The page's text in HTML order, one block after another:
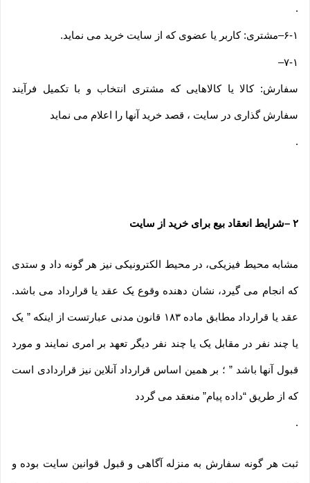
.
۶-۱–مشتری: کاربر یا عضوی که از سایت خرید می نماید.
۷-۱–
سفارش: کالا یا کالاهایی که مشتری انتخاب و با تکمیل فرآیند
سفارش گذاری در سایت ، قصد خرید آنها را اعلام می نماید
.
۲ –شرایط انعقاد بیع برای خرید از سایت
مشابه محیط فیزیکی، در محیط الکترونیکی نیز هر گونه داد و ستدی
که انجام می گیرد، نشان دهنده وقوع یک عقد یا قرارداد می باشد.
عقد یا قرارداد مطابق ماده ۱۸۳ قانون مدنی عبارتست از اینکه ” یک
یا چند نفر در مقابل یک یا چند نفر دیگر تعهد بر امری نمایند و مورد
قبول آنها باشد ” ؛ بر همین اساس قرارداد آنلاین نیز قراردادی است
که از طریق “داده پیام” منعقد می گردد
.
ثبت هر گونه سفارش به منزله آگاهی و قبول قوانین سایت بوده و